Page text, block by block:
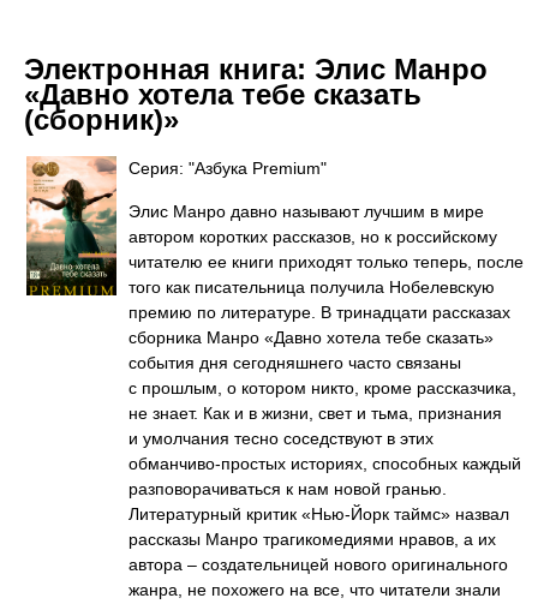
Электронная книга: Элис Манро
«Давно хотела тебе сказать
(сборник)»
Серия: "Азбука Premium"
Элис Манро давно называют лучшим в мире
автором коротких рассказов, но к российскому
читателю ее книги приходят только теперь, после
того как писательница получила Нобелевскую
премию по литературе. В тринадцати рассказах
сборника Манро «Давно хотела тебе сказать»
события дня сегодняшнего часто связаны
с прошлым, о котором никто, кроме рассказчика,
не знает. Как и в жизни, свет и тьма, признания
и умолчания тесно соседствуют в этих
обманчиво-простых историях, способных каждый
разповорачиваться к нам новой гранью.
Литературный критик «Нью-Йорк таймс» назвал
рассказы Манро трагикомедиями нравов, а их
автора – создательницей нового оригинального
жанра, не похожего на все, что читатели знали